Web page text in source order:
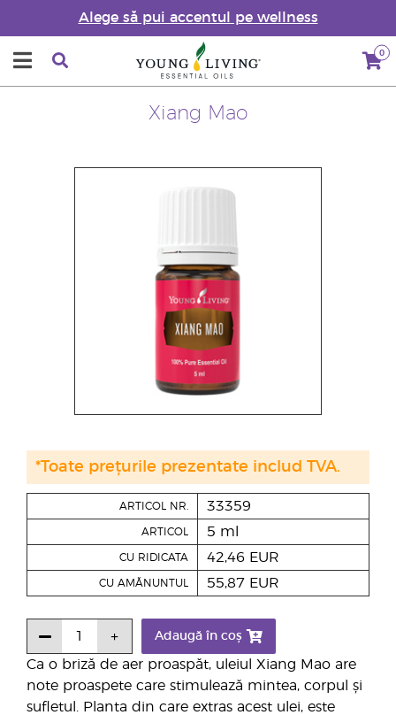
Alege să pui accentul pe wellness
0
Xiang Mao
Ca o briză de aer proaspăt, uleiul Xiang Mao are
note proaspete care stimulează mintea, corpul și
sufletul. Planta din care extras acest ulei, este
ARTICOL NR. 33359
ARTICOL 5 ml
CU RIDICATA 42,46 EUR
CU AMĂNUNTUL 55,87 EUR
Adaugă în coș
*Toate prețurile prezentate includ TVA.